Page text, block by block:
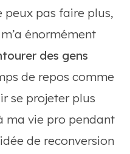
peux pas faire plus,
énormément
des gens
de repos comme
se projeter plus
ma vie pro pendant
de reconversion